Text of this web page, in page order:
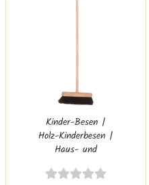
Kinder-Besen |
Holz-Kinderbesen |
Haus- und
feiner Besen